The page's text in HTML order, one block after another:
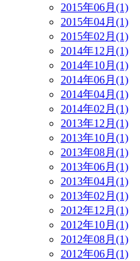
2015年06月(1)
2015年04月(1)
2015年02月(1)
2014年12月(1)
2014年10月(1)
2014年06月(1)
2014年04月(1)
2014年02月(1)
2013年12月(1)
2013年10月(1)
2013年08月(1)
2013年06月(1)
2013年04月(1)
2013年02月(1)
2012年12月(1)
2012年10月(1)
2012年08月(1)
2012年06月(1)